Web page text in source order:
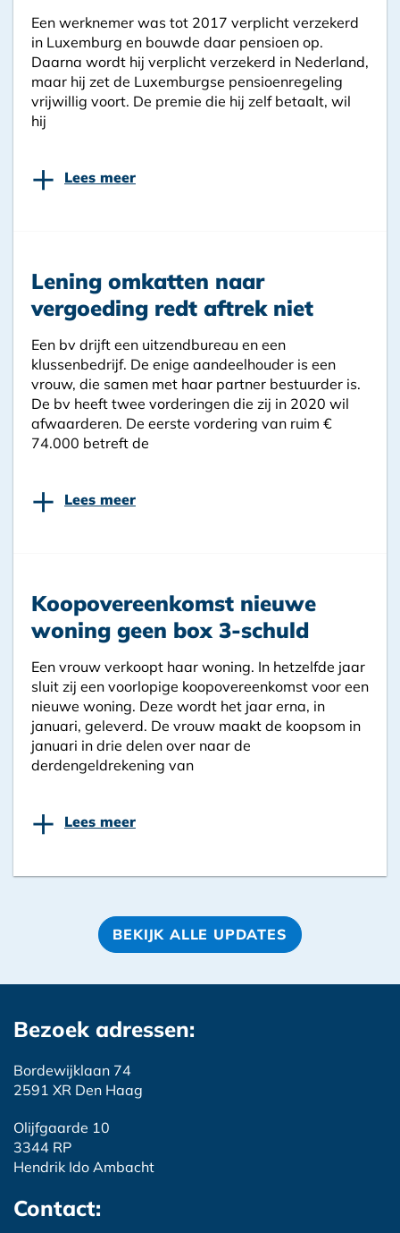
Een werknemer was tot 2017 verplicht verzekerd
in Luxemburg en bouwde daar pensioen op.
Daarna wordt hij verplicht verzekerd in Nederland,
maar hij zet de Luxemburgse pensioenregeling
vrijwillig voort. De premie die hij zelf betaalt, wil
hij
+ Lees meer
Lening omkatten naar
vergoeding redt aftrek niet
Een bv drijft een uitzendbureau en een
klussenbedrijf. De enige aandeelhouder is een
vrouw, die samen met haar partner bestuurder is.
De bv heeft twee vorderingen die zij in 2020 wil
afwaarderen. De eerste vordering van ruim €
74.000 betreft de
+ Lees meer
Koopovereenkomst nieuwe
woning geen box 3-schuld
Een vrouw verkoopt haar woning. In hetzelfde jaar
sluit zij een voorlopige koopovereenkomst voor een
nieuwe woning. Deze wordt het jaar erna, in
januari, geleverd. De vrouw maakt de koopsom in
januari in drie delen over naar de
derdengeldrekening van
+ Lees meer
BEKIJK ALLE UPDATES
Bezoek adressen:
Bordewijklaan 74
2591 XR Den Haag
Olijfgaarde 10
3344 RP
Hendrik Ido Ambacht
Contact: